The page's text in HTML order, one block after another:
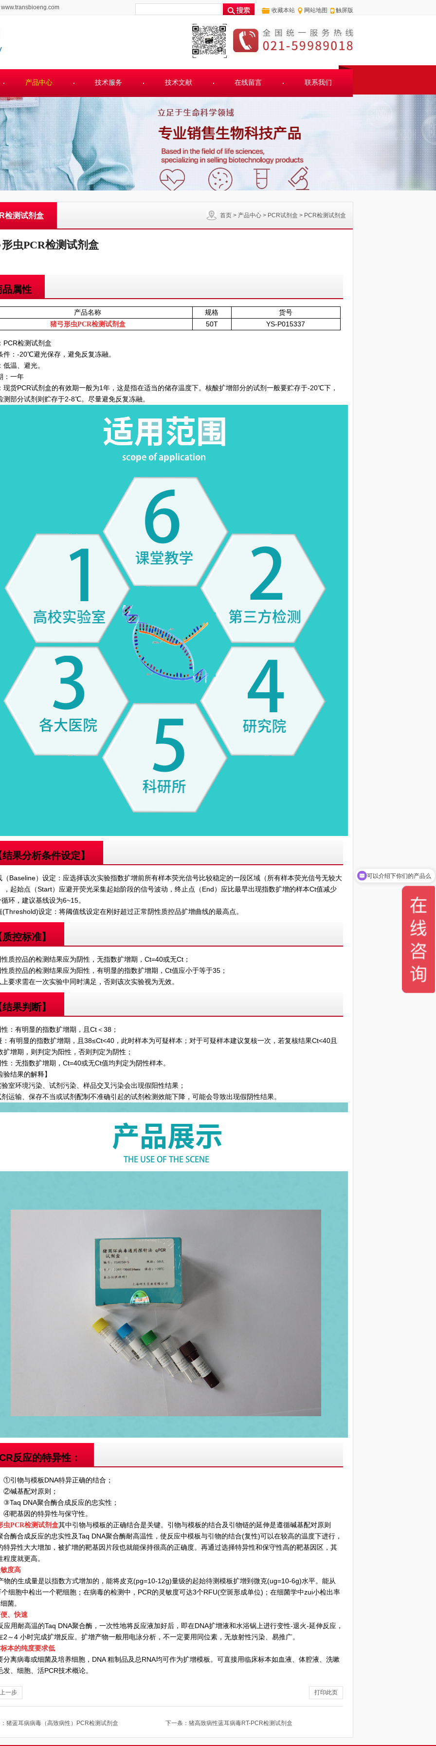
收藏本站 网站地图 触屏版
产品中心 技术服务 技术文献 在线留言 联系我们
首页> 产品中心> PCR试剂盒 > PCR检测试剂盒
检测试剂盒
虫PCR检测试剂盒
品属性
产品名称 规格 货号
猪弓形虫PCR检测试剂盒 50T YS-P015337
PCR检测试剂盒
件：-20℃避光保存，避免反复冻融。
低温、避光。
：一年
现货PCR试剂盒的有效期一般为1年，这是指在适当的储存温度下。核酸扩增部分的试剂一般要贮存于-20℃下，
测部分试剂则贮存于2-8℃。尽量避免反复冻融。
果分析条件设定】
（Baseline）设定：应选择该次实验指数扩增前所有样本荧光信号比较稳定的一段区域（所有样本荧光信号无较大
，起始点（Start）应避开荧光采集起始阶段的信号波动，终止点（End）应比最早出现指数扩增的样本Ct值减少
环，建议基线设为6~15。
(Threshold)设定：将阈值线设定在刚好超过正常阴性质控品扩增曲线的最高点。
控标准】
质控品的检测结果应为阴性，无指数扩增期，Ct=40或无Ct；
质控品的检测结果应为阳性，有明显的指数扩增期，Ct值应小于等于35；
要求需在一次实验中同时满足，否则该次实验视为无效。
果判断】
：有明显的指数扩增期，且Ct＜38；
：有明显的指数扩增期，且38≤Ct<40，此时样本为可疑样本；对于可疑样本建议复核一次，若复核结果Ct<40且
扩增期，则判定为阳性，否则判定为阴性；
：无指数扩增期，Ct=40或无Ct值均判定为阴性样本。
验结果的解释】
室环境污染、试剂污染、样品交叉污染会出现假阳性结果；
运输、保存不当或试剂配制不准确引起的试剂检测效能下降，可能会导致出现假阴性结果。
反应的特异性：
与模板DNA特异正确的结合；
配对原则；
DNA聚合酶合成反应的忠实性；
因的特异性与保守性。
虫PCR检测试剂盒其中引物与模板的正确结合是关键。引物与模板的结合及引物链的延伸是遵循碱基配对原则
合酶合成反应的忠实性及Taq DNA聚合酶耐高温性，使反应中模板与引物的结合(复性)可以在较高的温度下进行，
特异性大大增加，被扩增的靶基因片段也就能保持很高的正确度。再通过选择特异性和保守性高的靶基因区，其
程度就更高。
度高
物的生成量是以指数方式增加的，能将皮克(pg=10-12g)量级的起始待测模板扩增到微克(ug=10-6g)水平。能从
细胞中检出一个靶细胞；在病毒的检测中，PCR的灵敏度可达3个RFU(空斑形成单位)；在细菌学中zui小检出率
菌。
、快速
应用耐高温的Taq DNA聚合酶，一次性地将反应液加好后，即在DNA扩增液和水浴锅上进行变性-退火-延伸反应，
2～4 小时完成扩增反应。扩增产物一般用电泳分析，不一定要用同位素，无放射性污染、易推广。
本的纯度要求低
分离病毒或细菌及培养细胞，DNA 粗制品及总RNA均可作为扩增模板。可直接用临床标本如血液、体腔液、洗嗽
发、细胞、活PCR技术概论。
一步 打印此页
猪蓝耳病病毒（高致病性）PCR检测试剂盒 下一条： 猪高致病性蓝耳病毒RT-PCR检测试剂盒
你们是怎么收费的呢